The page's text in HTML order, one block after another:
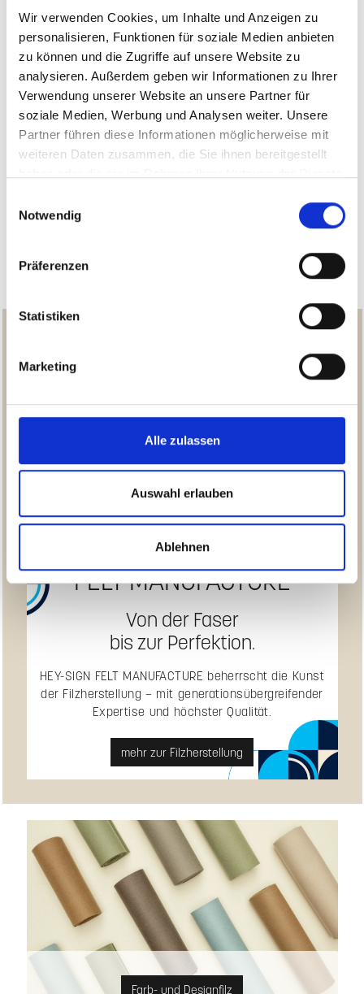
Wir verwenden Cookies, um Inhalte und Anzeigen zu
personalisieren, Funktionen für soziale Medien anbieten
zu können und die Zugriffe auf unsere Website zu
analysieren. Außerdem geben wir Informationen zu Ihrer
Verwendung unserer Website an unsere Partner für
soziale Medien, Werbung und Analysen weiter. Unsere
Partner führen diese Informationen möglicherweise mit
weiteren Daten zusammen, die Sie ihnen bereitgestellt
Notwendig
Präferenzen
Statistiken
Marketing
Alle zulassen
Auswahl erlauben
Ablehnen
FELT MANUFACTURE
Von der Faser
bis zur Perfektion.
HEY-SIGN FELT MANUFACTURE beherrscht die Kunst
der Filzherstellung – mit generationsübergreifender
Expertise und höchster Qualität.
mehr zur Filzherstellung
Farb- und Designfilz
Farb- und Designfilz